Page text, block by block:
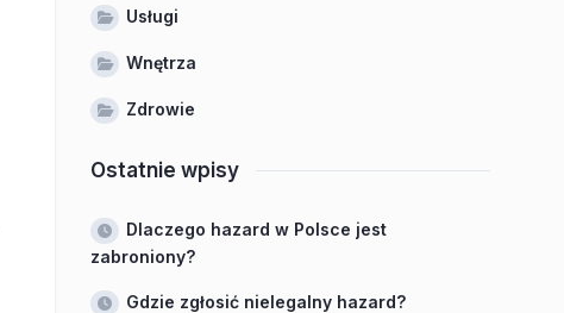
Usługi
Wnętrza
Zdrowie
Ostatnie wpisy
Dlaczego hazard w Polsce jest
zabroniony?
Gdzie zgłosić nielegalny hazard?